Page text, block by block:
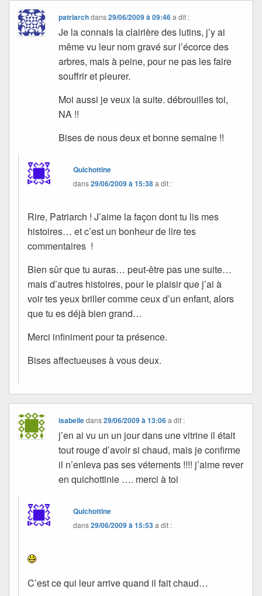
patriarchdans29/06/2009 à 09:46 a dit :
Je la connais la clairière des lutins, j’y ai
même vu leur nom gravé sur l’écorce des
arbres, mais à peine, pour ne pas les faire
souffrir et pleurer.
Moi aussi je veux la suite. débrouilles toi,
NA !!
Bises de nous deux et bonne semaine !!
Quichottine
dans29/06/2009 à 15:38a dit :
Rire, Patriarch ! J’aime la façon dont tu lis mes
histoires… et c’est un bonheur de lire tes
commentaires !
Bien sûr que tu auras… peut-être pas une suite…
mais d’autres histoires, pour le plaisir que j’ai à
voir tes yeux briller comme ceux d’un enfant, alors
que tu es déjà bien grand…
Merci infiniment pour ta présence.
Bises affectueuses à vous deux.
isabelledans29/06/2009 à 13:06 a dit :
j’en ai vu un un jour dans une vitrine il était
tout rouge d’avoir si chaud, mais je confirme
il n’enleva pas ses vétements !!!! j’aime rever
en quichottinie …. merci à toi
Quichottine
dans29/06/2009 à 15:53a dit :
C’est ce qui leur arrive quand il fait chaud…